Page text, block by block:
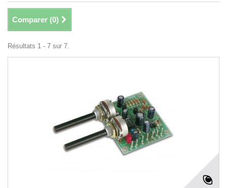
Comparer (0)
Résultats 1 - 7 sur 7.